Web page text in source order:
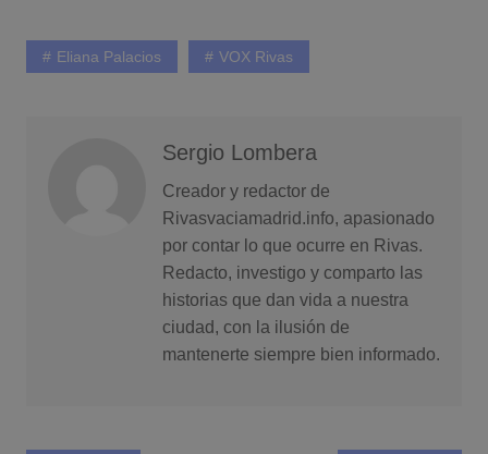
Eliana Palacios VOX Rivas
Sergio Lombera
Creador y redactor de
Rivasvaciamadrid.info, apasionado
por contar lo que ocurre en Rivas.
Redacto, investigo y comparto las
historias que dan vida a nuestra
ciudad, con la ilusión de
mantenerte siempre bien informado.